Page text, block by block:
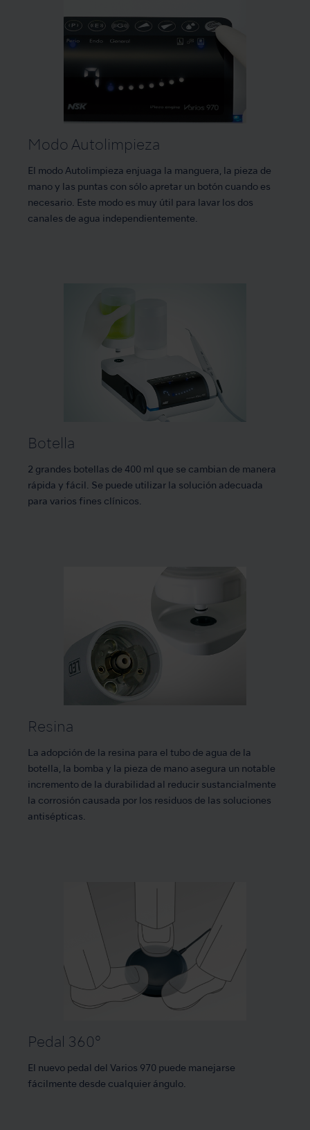
Modo Autolimpieza
El modo Autolimpieza enjuaga la manguera, la pieza de
mano y las puntas con sólo apretar un botón cuando es
necesario. Este modo es muy útil para lavar los dos
canales de agua independientemente.
Botella
2 grandes botellas de 400 ml que se cambian de manera
rápida y fácil. Se puede utilizar la solución adecuada
para varios fines clínicos.
Resina
La adopción de la resina para el tubo de agua de la
botella, la bomba y la pieza de mano asegura un notable
incremento de la durabilidad al reducir sustancialmente
la corrosión causada por los residuos de las soluciones
antisépticas.
Pedal 360°
El nuevo pedal del Varios 970 puede manejarse
fácilmente desde cualquier ángulo.